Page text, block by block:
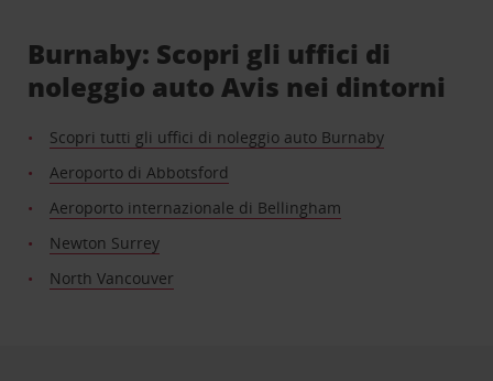
Burnaby: Scopri gli uffici di
noleggio auto Avis nei dintorni
Scopri tutti gli uffici di noleggio auto Burnaby
Aeroporto di Abbotsford
Aeroporto internazionale di Bellingham
Newton Surrey
North Vancouver